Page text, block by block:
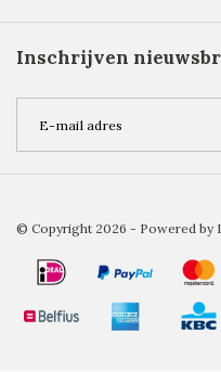
Inschrijven
© Copyright 2026 - Powered by